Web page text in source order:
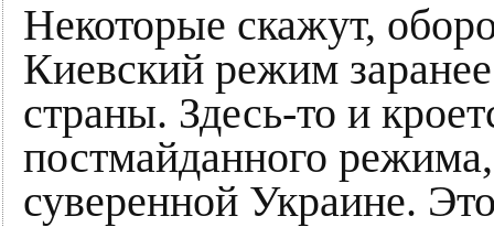
Некоторые скажут,
Киевский режим
страны. Здесь-то и
постмайданного
суверенной Украине.